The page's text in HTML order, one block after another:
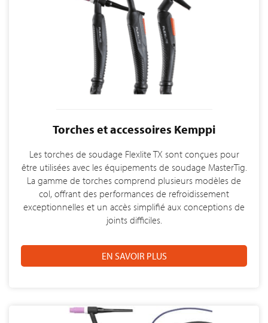
Torches et accessoires Kemppi
Les torches de soudage Flexlite TX sont conçues pour
être utilisées avec les équipements de soudage MasterTig.
La gamme de torches comprend plusieurs modèles de
col, offrant des performances de refroidissement
exceptionnelles et un accès simplifié aux conceptions de
joints difficiles.
EN SAVOIR PLUS